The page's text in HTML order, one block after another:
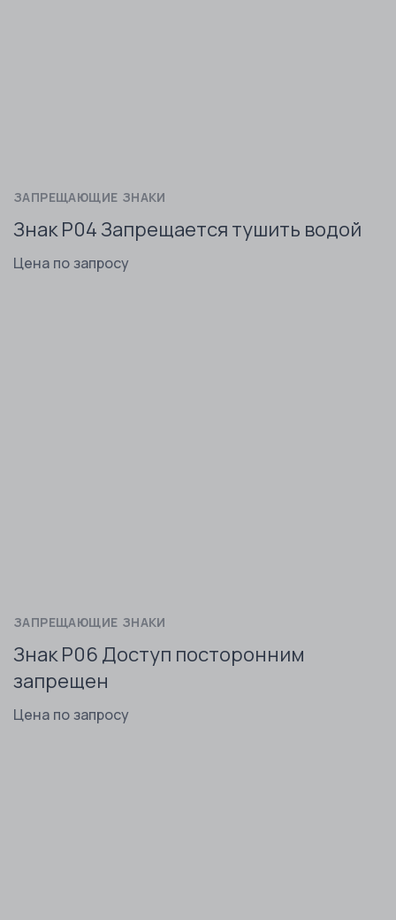
ЗАПРЕЩАЮЩИЕ ЗНАКИ
Знак P04 Запрещается тушить водой
Цена по запросу
ЗАПРЕЩАЮЩИЕ ЗНАКИ
Знак P06 Доступ посторонним
запрещен
Цена по запросу